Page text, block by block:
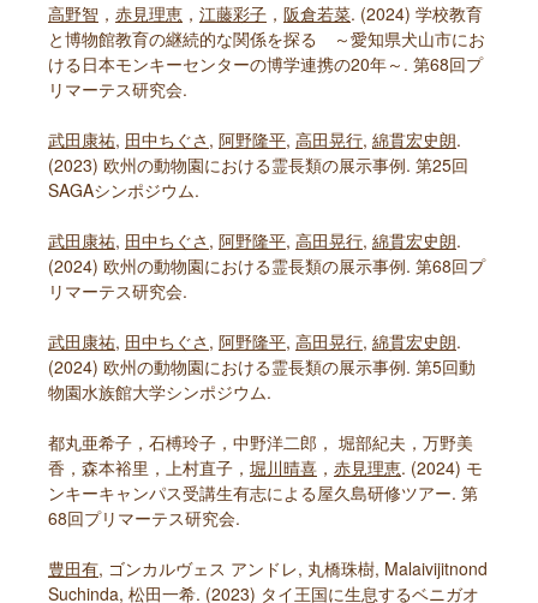
高野智 ， 赤見理恵 ， 江藤彩子 ， 阪倉若菜. (2024) 学校教育
と博物館教育の継続的な関係を探る ～愛知県犬山市にお
ける日本モンキーセンターの博学連携の20年～. 第68回プ
リマーテス研究会.
武田康祐, 田中ちぐさ , 阿野隆平, 高田晃行, 綿貫宏史朗.
(2023) 欧州の動物園における霊長類の展示事例. 第25回
SAGAシンポジウム.
武田康祐, 田中ちぐさ , 阿野隆平, 高田晃行, 綿貫宏史朗.
(2024) 欧州の動物園における霊長類の展示事例. 第68回プ
リマーテス研究会.
武田康祐, 田中ちぐさ , 阿野隆平, 高田晃行, 綿貫宏史朗.
(2024) 欧州の動物園における霊長類の展示事例. 第5回動
物園水族館大学シンポジウム.
都丸亜希子，石榑玲子，中野洋二郎， 堀部紀夫，万野美
香，森本裕里，上村直子， 堀川晴喜 ， 赤見理恵. (2024) モ
ンキーキャンパス受講生有志による屋久島研修ツアー. 第
68回プリマーテス研究会.
豊田有, ゴンカルヴェス アンドレ, 丸橋珠樹, Malaivijitnond
Suchinda, 松田一希. (2023) タイ王国に生息するベニガオ